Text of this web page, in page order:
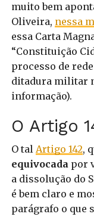
muito bem
Oliveira, nessa
essa Carta
“Constituição
processo de
ditadura militar
informação).
O Artigo
O tal Artigo 142,
equivocadapor
a dissolução do
é bem claro e
parágrafo o que